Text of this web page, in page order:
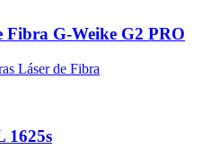
Fibra G-Weike G2 PRO
Láser de Fibra
1625s